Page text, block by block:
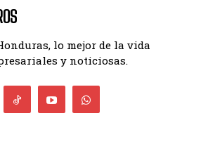
lo mejor de la vida
y noticiosas.